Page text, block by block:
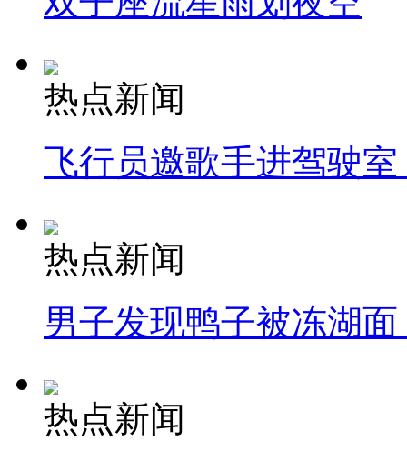
热点新闻
飞行员邀歌手进驾驶
热点新闻
男子发现鸭子被冻湖
热点新闻